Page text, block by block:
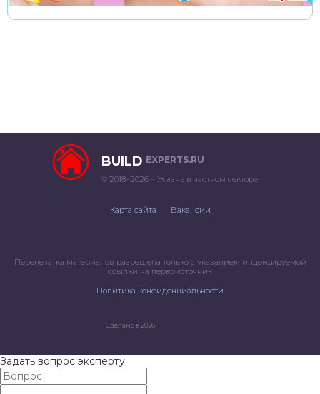
BUILD EXPERTS.RU
© 2018–2026 – Жизнь в частном секторе
Карта сайта Вакансии
Перепечатка материалов разрешена только с указанием индексируемой
ссылки на первоисточник
Политика конфиденциальности
Сделано в 2026
Задать вопрос эксперту